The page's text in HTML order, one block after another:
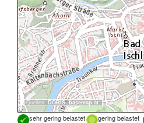
Quellen: DORIS, basemap.at
sehr gering belastet gering belastet